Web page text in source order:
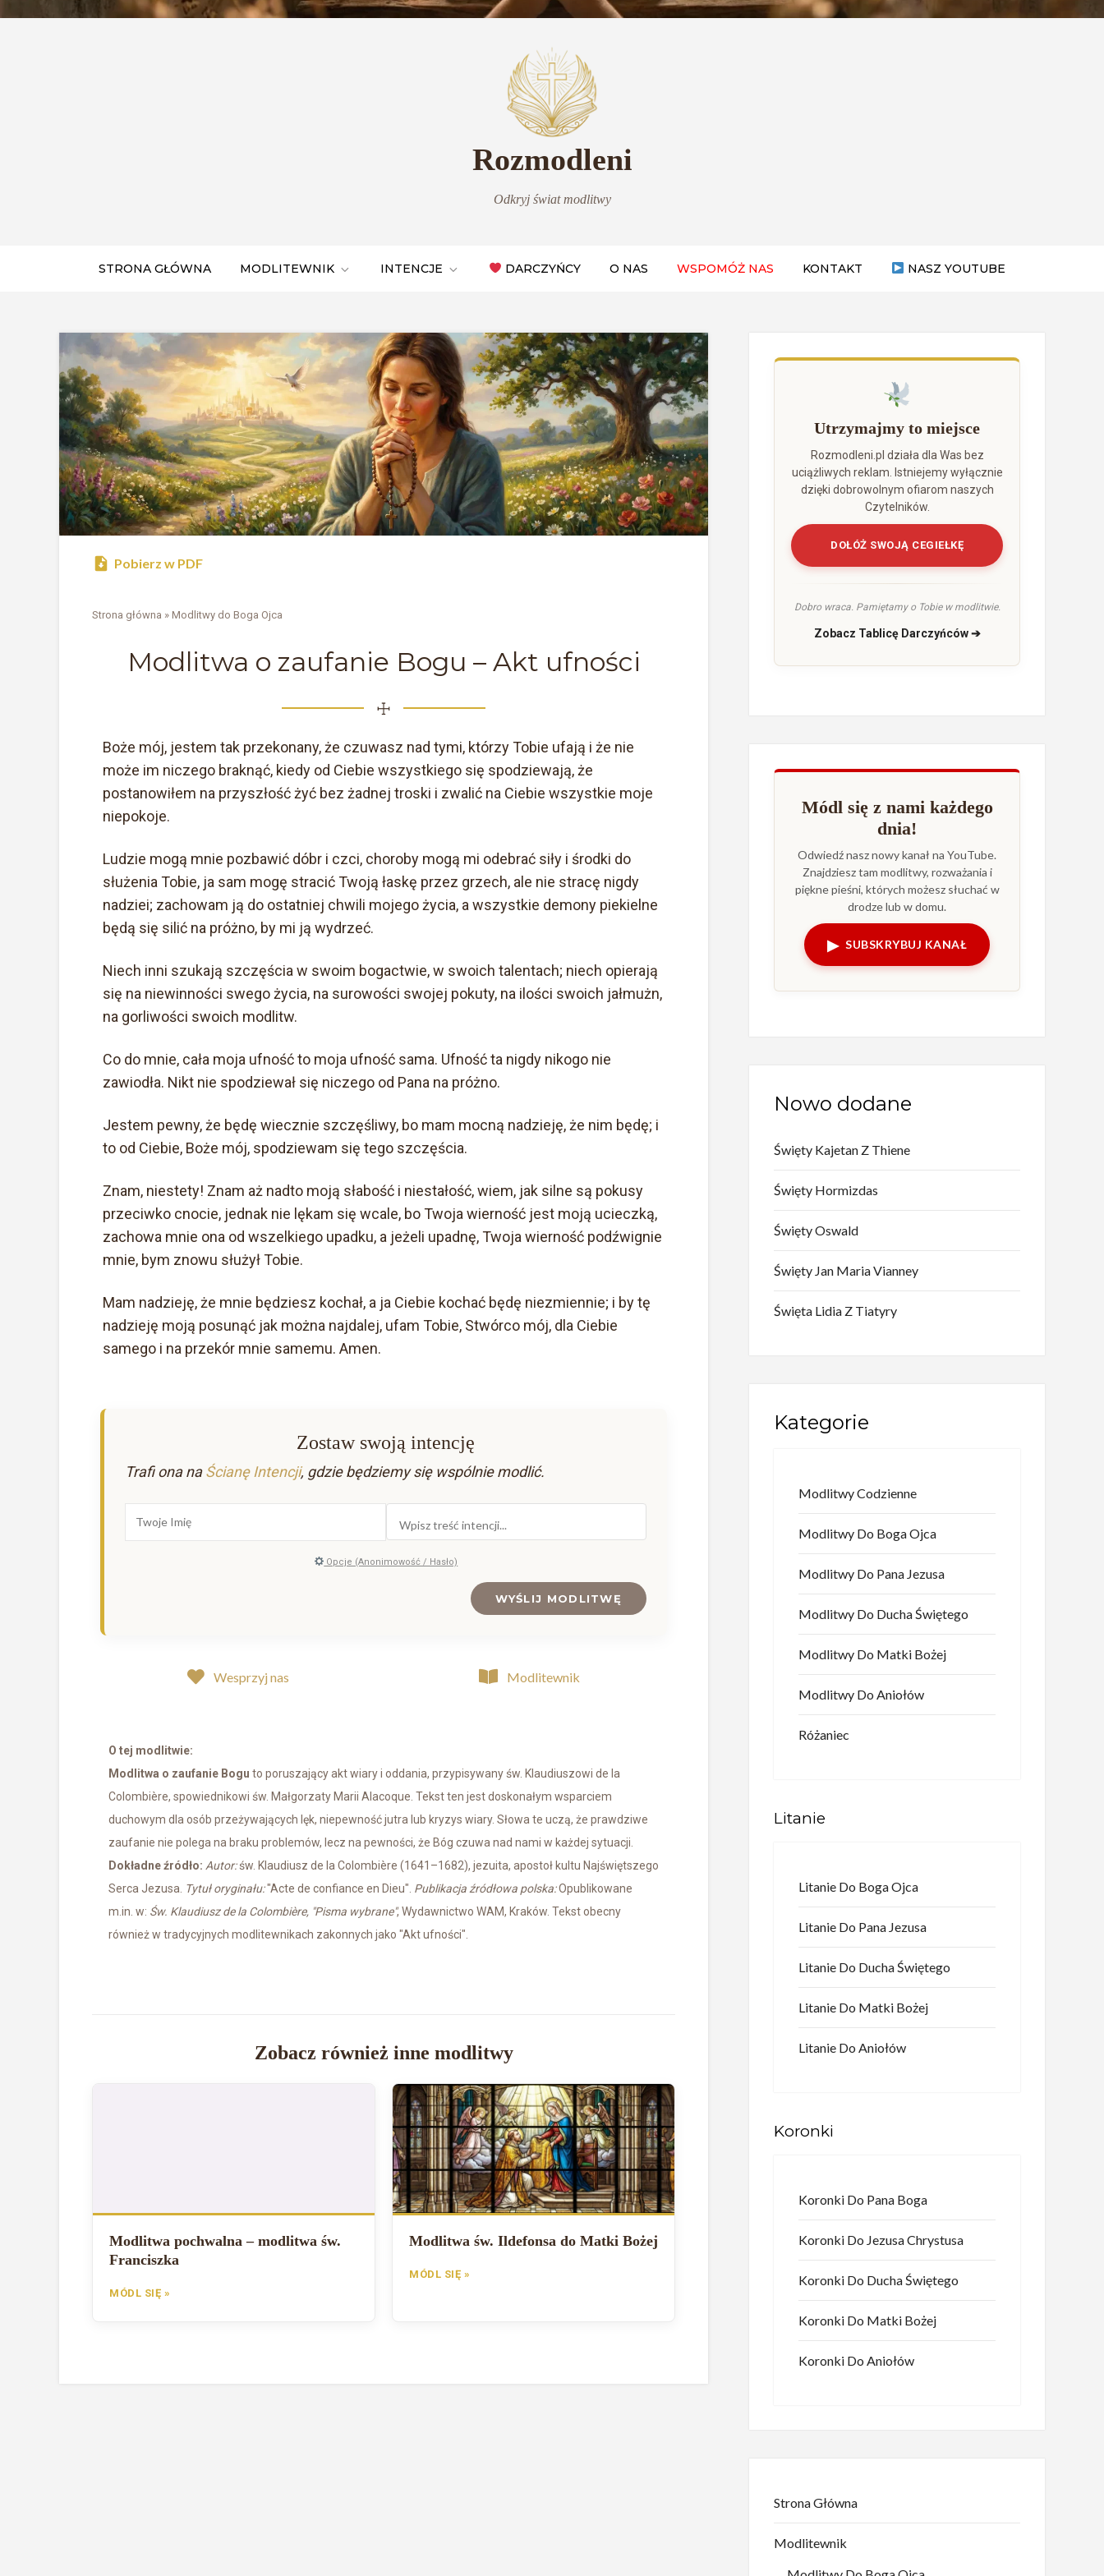
Rozmodleni
Odkryj świat modlitwy
STRONA GŁÓWNA MODLITEWNIK INTENCJE DARCZYŃCY O NAS WSPOMÓŻ NAS KONTAKT NASZ YOUTUBE
Pobierz w PDF
Strona główna » Modlitwy do Boga Ojca
Modlitwa o zaufanie Bogu – Akt ufności
☩
Boże mój, jestem tak przekonany, że czuwasz nad tymi, którzy Tobie ufają i że nie
może im niczego braknąć, kiedy od Ciebie wszystkiego się spodziewają, że
postanowiłem na przyszłość żyć bez żadnej troski i zwalić na Ciebie wszystkie moje
niepokoje.
Ludzie mogą mnie pozbawić dóbr i czci, choroby mogą mi odebrać siły i środki do
służenia Tobie, ja sam mogę stracić Twoją łaskę przez grzech, ale nie stracę nigdy
nadziei; zachowam ją do ostatniej chwili mojego życia, a wszystkie demony piekielne
będą się silić na próżno, by mi ją wydrzeć.
Niech inni szukają szczęścia w swoim bogactwie, w swoich talentach; niech opierają
się na niewinności swego życia, na surowości swojej pokuty, na ilości swoich jałmużn,
na gorliwości swoich modlitw.
Co do mnie, cała moja ufność to moja ufność sama. Ufność ta nigdy nikogo nie
zawiodła. Nikt nie spodziewał się niczego od Pana na próżno.
Jestem pewny, że będę wiecznie szczęśliwy, bo mam mocną nadzieję, że nim będę; i
to od Ciebie, Boże mój, spodziewam się tego szczęścia.
Znam, niestety! Znam aż nadto moją słabość i niestałość, wiem, jak silne są pokusy
przeciwko cnocie, jednak nie lękam się wcale, bo Twoja wierność jest moją ucieczką,
zachowa mnie ona od wszelkiego upadku, a jeżeli upadnę, Twoja wierność podźwignie
mnie, bym znowu służył Tobie.
Mam nadzieję, że mnie będziesz kochał, a ja Ciebie kochać będę niezmiennie; i by tę
nadzieję moją posunąć jak można najdalej, ufam Tobie, Stwórco mój, dla Ciebie
samego i na przekór mnie samemu. Amen.
Zostaw swoją intencję
Trafi ona naŚcianę Intencji, gdzie będziemy się wspólnie modlić.
Opcje (Anonimowość / Hasło)
WYŚLIJ MODLITWĘ
Wesprzyj nas Modlitewnik
O tej modlitwie:
Modlitwa o zaufanie Bogu to poruszający akt wiary i oddania, przypisywany św. Klaudiuszowi de la
Colombière, spowiednikowi św. Małgorzaty Marii Alacoque. Tekst ten jest doskonałym wsparciem
duchowym dla osób przeżywających lęk, niepewność jutra lub kryzys wiary. Słowa te uczą, że prawdziwe
zaufanie nie polega na braku problemów, lecz na pewności, że Bóg czuwa nad nami w każdej sytuacji.
Dokładne źródło: Autor:św. Klaudiusz de la Colombière (1641–1682), jezuita, apostoł kultu Najświętszego
Serca Jezusa. Tytuł oryginału:"Acte de confiance en Dieu". Publikacja źródłowa polska:Opublikowane
m.in. w: Św. Klaudiusz de la Colombière, "Pisma wybrane", Wydawnictwo WAM, Kraków. Tekst obecny
również w tradycyjnych modlitewnikach zakonnych jako "Akt ufności".
Zobacz również inne modlitwy
Modlitwa pochwalna – modlitwa św.
Franciszka
MÓDL SIĘ »
Modlitwa św. Ildefonsa do Matki Bożej
MÓDL SIĘ »
Utrzymajmy to miejsce
Rozmodleni.pl działa dla Was bez
uciążliwych reklam. Istniejemy wyłącznie
dzięki dobrowolnym ofiarom naszych
Czytelników.
DOŁÓŻ SWOJĄ CEGIEŁKĘ
Dobro wraca. Pamiętamy o Tobie w modlitwie.
Zobacz Tablicę Darczyńców ➔
Módl się z nami każdego
dnia!
Odwiedź nasz nowy kanał na YouTube.
Znajdziesz tam modlitwy, rozważania i
piękne pieśni, których możesz słuchać w
drodze lub w domu.
▶ SUBSKRYBUJ KANAŁ
Nowo dodane
Święty Kajetan Z Thiene
Święty Hormizdas
Święty Oswald
Święty Jan Maria Vianney
Święta Lidia Z Tiatyry
Kategorie
Modlitwy Codzienne
Modlitwy Do Boga Ojca
Modlitwy Do Pana Jezusa
Modlitwy Do Ducha Świętego
Modlitwy Do Matki Bożej
Modlitwy Do Aniołów
Różaniec
Litanie
Litanie Do Boga Ojca
Litanie Do Pana Jezusa
Litanie Do Ducha Świętego
Litanie Do Matki Bożej
Litanie Do Aniołów
Koronki
Koronki Do Pana Boga
Koronki Do Jezusa Chrystusa
Koronki Do Ducha Świętego
Koronki Do Matki Bożej
Koronki Do Aniołów
Strona Główna
Modlitewnik